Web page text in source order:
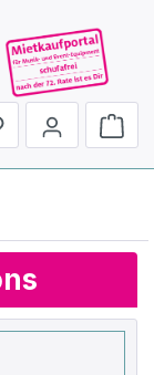
Du hast 0 Produkte